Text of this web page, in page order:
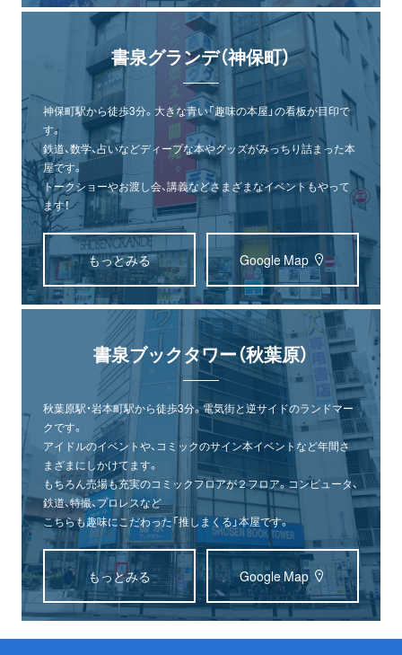
書泉グランデ（神保町）
神保町駅から徒歩3分。大きな青い「趣味の本屋」の看板が目印で
す。
鉄道、数学、占いなどディープな本やグッズがみっちり詰まった本
屋です。
トークショーやお渡し会、講義などさまざまなイベントもやって
ます！
もっとみる Google Map
書泉ブックタワー（秋葉原）
秋葉原駅・岩本町駅から徒歩3分。電気街と逆サイドのランドマー
クです。
アイドルのイベントや、コミックのサイン本イベントなど年間さ
まざまにしかけてます。
もちろん売場も充実のコミックフロアが２フロア。コンピュータ、
鉄道、特撮、プロレスなど
こちらも趣味にこだわった「推しまくる」本屋です。
もっとみる Google Map